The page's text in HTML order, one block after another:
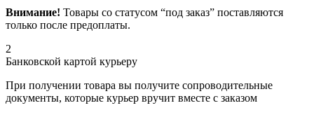
Внимание! Товары со статусом “под заказ” поставляются
только после предоплаты.
2
Банковской картой курьеру
При получении товара вы получите сопроводительные
документы, которые курьер вручит вместе с заказом